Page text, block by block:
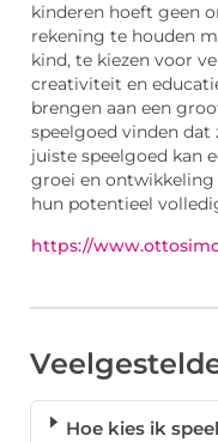
kinderen hoeft geen
rekening te houden
kind, te kiezen voor
creativiteit en
brengen aan een
speelgoed vinden dat
juiste speelgoed kan
groei en ontwikkeling
hun potentieel
https://
Hoe kies ik